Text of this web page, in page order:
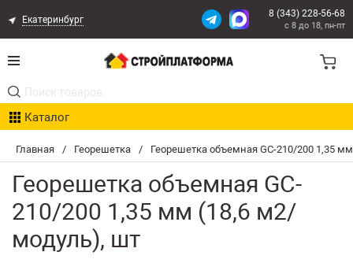
Главная / Георешетка / Георешетка объемная GC-210/200 1,35
Георешетка объемная GC-
210/200 1,35 мм (18,6 м2/
модуль), шт
Екатеринбург
8 (343) 228-56-68
с 8 до 18, пн-пт
Каталог
Акции
Расчет доставки
Организациям
Опыт поставок
Статьи